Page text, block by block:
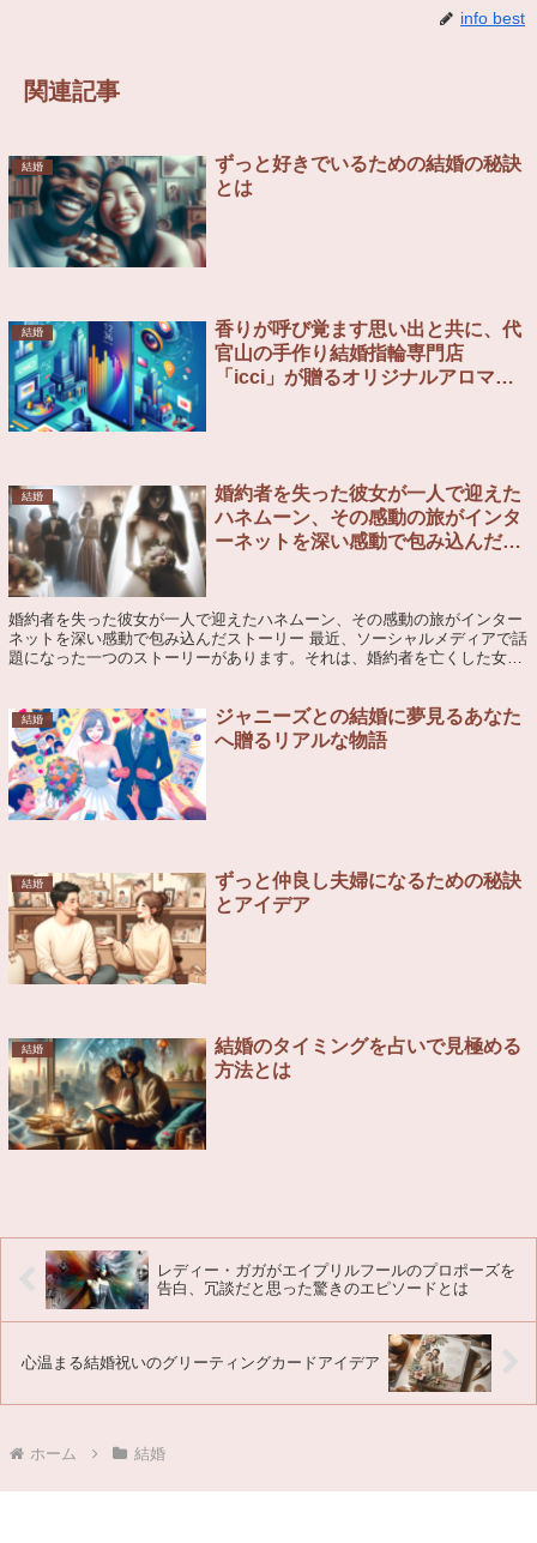
info best
関連記事
結婚
ずっと好きでいるための結婚の秘訣
とは
結婚
香りが呼び覚ます思い出と共に、代
官山の手作り結婚指輪専門店
「icci」が贈るオリジナルアロマミ
結婚
婚約者を失った彼女が一人で迎えた
ハネムーン、その感動の旅がインタ
ーネットを深い感動で包み込んだス
婚約者を失った彼女が一人で迎えたハネムーン、その感動の旅がインター
ネットを深い感動で包み込んだストーリー 最近、ソーシャルメディアで話
題になった一つのストーリーがあります。それは、婚約者を亡くした女性
結婚
ジャニーズとの結婚に夢見るあなた
へ贈るリアルな物語
結婚
ずっと仲良し夫婦になるための秘訣
とアイデア
結婚
結婚のタイミングを占いで見極める
方法とは
レディー・ガガがエイプリルフールのプロポーズを
告白、冗談だと思った驚きのエピソードとは
心温まる結婚祝いのグリーティングカードアイデア
ホーム 結婚